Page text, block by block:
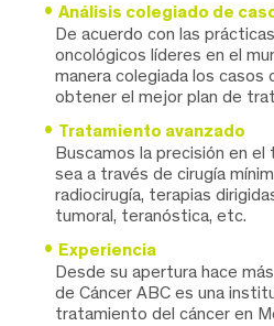
Análisis colegiado de
De acuerdo con las
oncológicos líderes en el
manera colegiada los casos
obtener el mejor plan de
Tratamiento avanzado
Buscamos la precisión en
sea a través de cirugía
radiocirugía, terapias
tumoral, teranóstica, etc.
Experiencia
Desde su apertura hace
de Cáncer ABC es una
tratamiento del cáncer en